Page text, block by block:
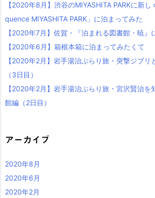
【2020年8月】渋谷のMIYASHITA PARKに新
quence MIYASHITA PARK」に泊まってみた
【2020年7月】佐賀・『泊まれる図書館・暁』
【2020年6月】箱根本箱に泊まってみたくて
【2020年2月】岩手湯治ぶらり旅・突撃ジブリ
（3日目）
【2020年2月】岩手湯治ぶらり旅・宮沢賢治を
館編（2日目）
アーカイブ
2020年8月
2020年6月
2020年2月